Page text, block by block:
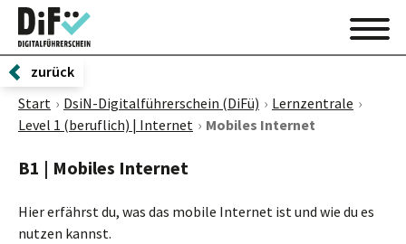
zurück
Start
DsiN-Digitalführerschein (DiFü)
Lernzentrale
Level 1 (beruflich) | Internet
Mobiles Internet
B1 | Mobiles Internet
Hier erfährst du, was das mobile Internet ist und wie du es
nutzen kannst.